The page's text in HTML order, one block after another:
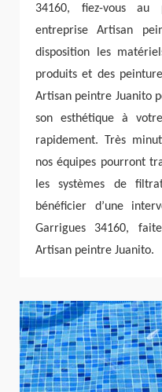
34160, fiez-vous au
entreprise Artisan
disposition les
produits et des
Artisan peintre Juanito
son esthétique à
rapidement. Très
nos équipes pourront
les systèmes de
bénéficier d’une
Garrigues 34160,
Artisan peintre Juanito.